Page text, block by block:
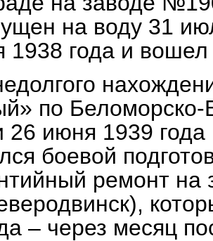
на воду 31
1938 года и
по
26 июня 1939
боевой
ремонт
– через месяц